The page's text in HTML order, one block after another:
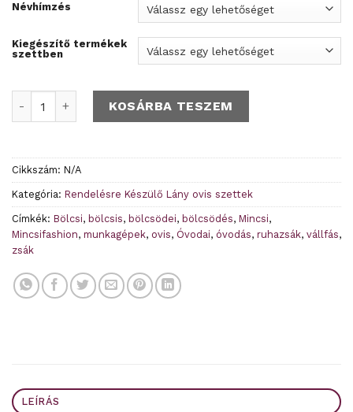
Névhímzés
Kiegészítő termékek
szettben
Lepke és virágok sötétkék ovis ruhazsák - Rendelésre
KOSÁRBA TESZEM
Cikkszám: N/A
Kategória: Rendelésre Készülő Lány ovis szettek
Címkék: Bölcsi, bölcsis, bölcsödei, bölcsödés, Mincsi,
Mincsifashion, munkagépek, ovis, Óvodai, óvodás, ruhazsák, vállfás,
zsák
LEÍRÁS